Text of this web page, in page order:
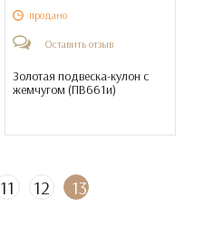
продано
Оставить отзыв
Золотая подвеска-кулон с
жемчугом (ПВ661и)
11 12 13